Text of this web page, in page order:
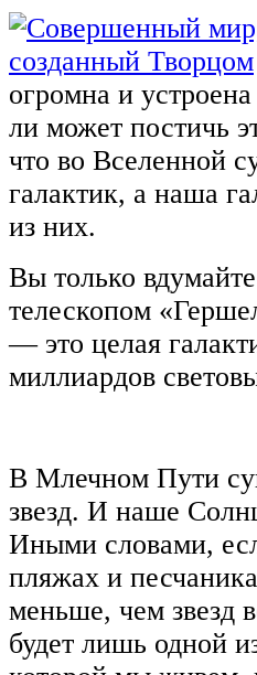
огромна и
ли может постичь
что во Вселенной
галактик, а наша
из них.
Вы только
телескопом
— это целая
миллиардов
В Млечном Пути
звезд. И наше
Иными словами,
пляжах и
меньше, чем звезд
будет лишь одной